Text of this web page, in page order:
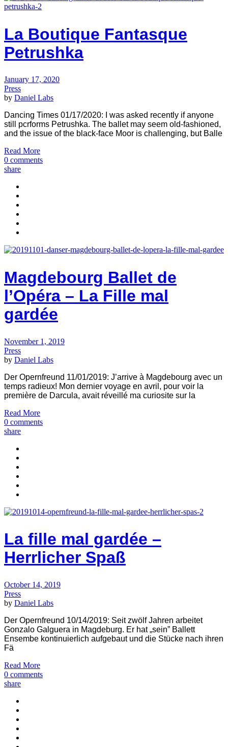
La Boutique Fantasque
Petrushka
January 17, 2020
Press
by Daniel Labs
Dancing Times 01/17/2020: I was asked recently if anyone
still pcrforms Petrushka. The ballet may seem old-fashioned,
and the issue of the black-face Moor is challenging, but Balle
Read More
0 comments
share
Magdebourg Ballet de
l’Opéra – La Fille mal
gardée
November 1, 2019
Press
by Daniel Labs
Der Opernfreund 11/01/2019: J’arrive à Magdebourg avec un
temps radieux! Mon dernier voyage en avril, pour voir la
première de Darcula, avait réveillé ma curiosite sur la
Read More
0 comments
share
La fille mal gardée –
Herrlicher Spaß
October 14, 2019
Press
by Daniel Labs
Der Opernfreund 10/14/2019: Seit zwölf Jahren arbeitet
Gonzalo Galguera in Magdeburg. Er hat „sein” Ballett
Ensembe kontinuierlich aufgebaut und die Stücke nach ihren
Fä
Read More
0 comments
share